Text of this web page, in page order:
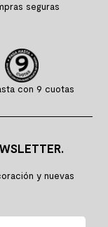
seguras
con 9 cuotas
y nuevas